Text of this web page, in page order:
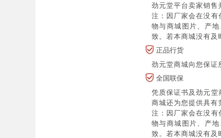
劲元堂平台卖家销售
注：因厂家会在没
物与商城图片、产
致。若本商城没有及
正品行货
劲元堂商城向您保证
全国联保
凭质保证书及劲元
商城还为您提供具有
注：因厂家会在没
物与商城图片、产
致。若本商城没有及